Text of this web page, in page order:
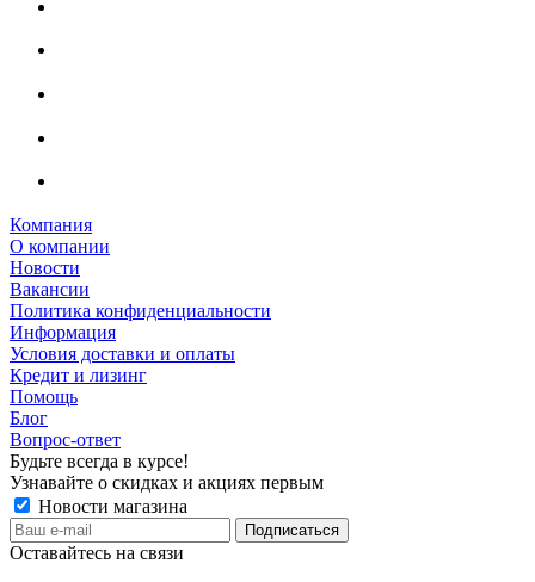
Компания
О компании
Новости
Вакансии
Политика конфиденциальности
Информация
Условия доставки и оплаты
Кредит и лизинг
Помощь
Блог
Вопрос-ответ
Будьте всегда в курсе!
Узнавайте о скидках и акциях первым
Новости магазина
Оставайтесь на связи